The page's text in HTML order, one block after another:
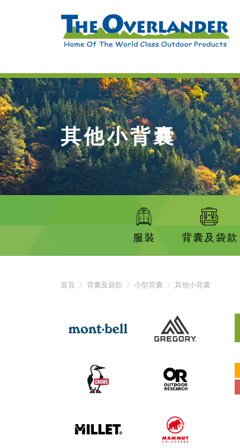
其他小背囊
服裝 背囊及袋款
首頁 背囊及袋款 小型背囊 其他小背囊